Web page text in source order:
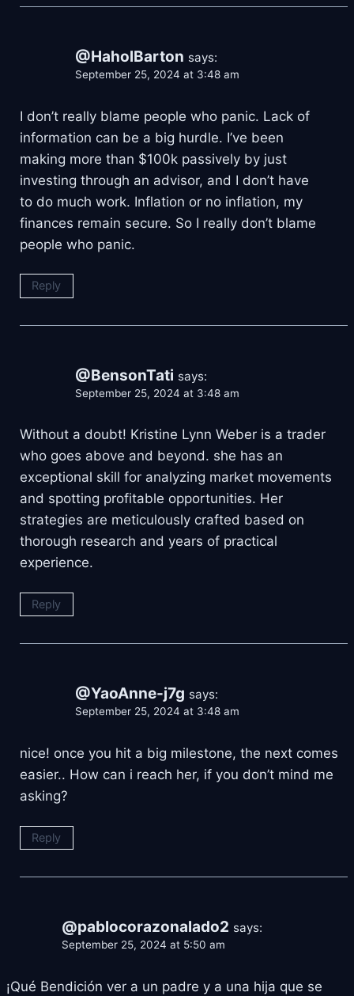
@HaholBarton says:
September 25, 2024 at 3:48 am
I don’t really blame people who panic. Lack of
information can be a big hurdle. I’ve been
making more than $100k passively by just
investing through an advisor, and I don’t have
to do much work. Inflation or no inflation, my
finances remain secure. So I really don’t blame
people who panic.
Reply
@BensonTati says:
September 25, 2024 at 3:48 am
Without a doubt! Kristine Lynn Weber is a trader
who goes above and beyond. she has an
exceptional skill for analyzing market movements
and spotting profitable opportunities. Her
strategies are meticulously crafted based on
thorough research and years of practical
experience.
Reply
@YaoAnne-j7g says:
September 25, 2024 at 3:48 am
nice! once you hit a big milestone, the next comes
easier.. How can i reach her, if you don’t mind me
asking?
Reply
@pablocorazonalado2 says:
September 25, 2024 at 5:50 am
¡Qué Bendición ver a un padre y a una hija que se